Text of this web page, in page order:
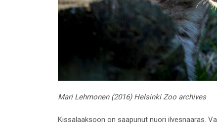
Mari Lehmonen (2016) Helsinki Zoo archives
Kissalaaksoon on saapunut nuori ilvesnaaras.